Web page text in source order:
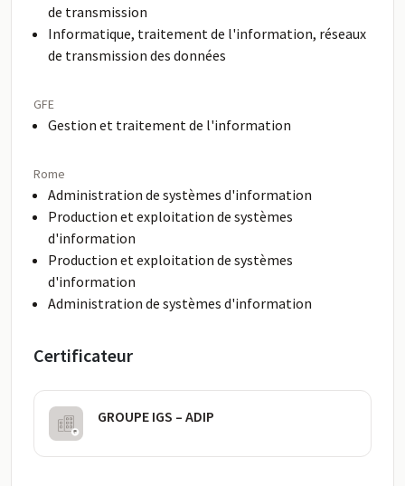
de transmission
Informatique, traitement de l'information, réseaux
de transmission des données
GFE
Gestion et traitement de l'information
Rome
Administration de systèmes d'information
Production et exploitation de systèmes
d'information
Production et exploitation de systèmes
d'information
Administration de systèmes d'information
Certificateur
GROUPE IGS – ADIP